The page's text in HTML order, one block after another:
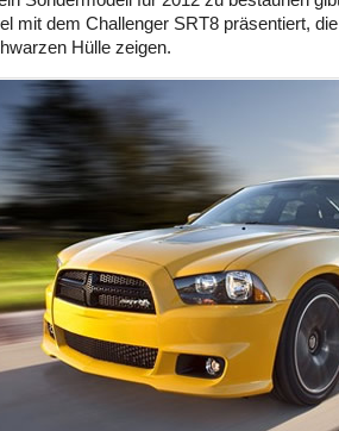
mit dem Challenger SRT8 präsentiert,
Hülle zeigen.